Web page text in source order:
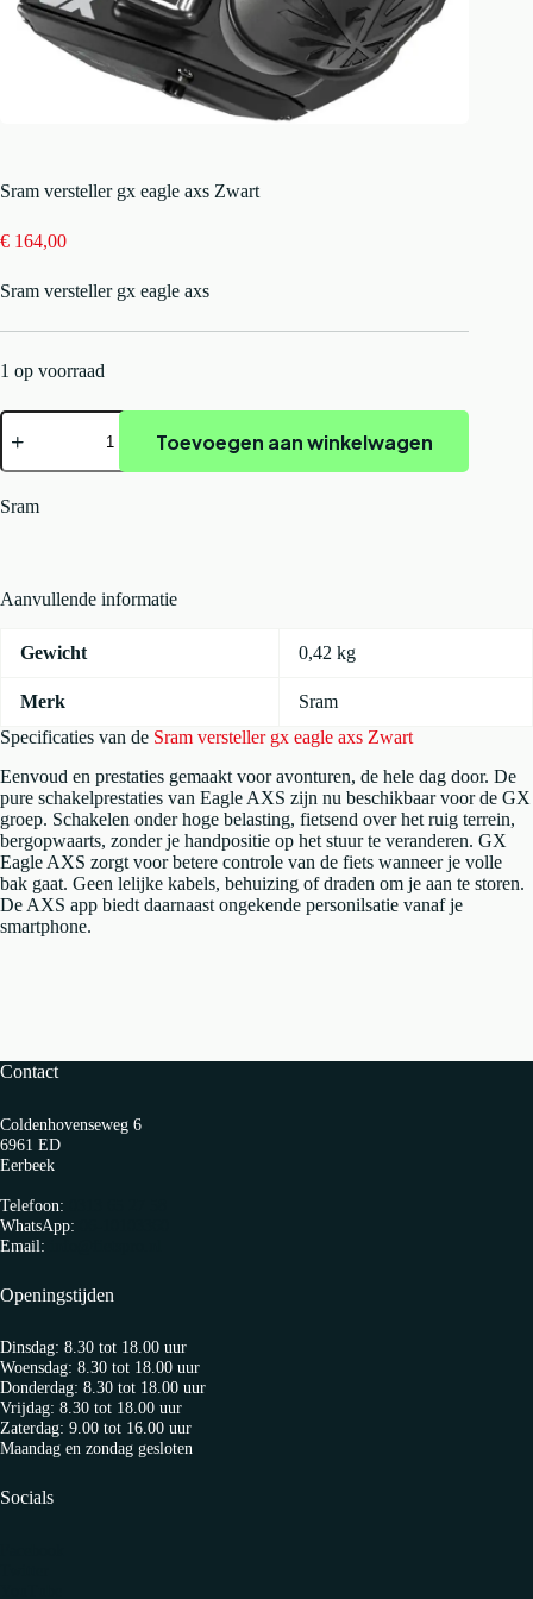
Sram versteller gx eagle axs Zwart
€ 164,00
Sram versteller gx eagle axs
1 op voorraad
Sram
versteller
axs
Toevoegen aan winkelwagen
Sram
Specificaties van de Sram versteller gx eagle axs Zwart
Eenvoud en prestaties gemaakt voor avonturen, de hele dag door. De
pure schakelprestaties van Eagle AXS zijn nu beschikbaar voor de GX
groep. Schakelen onder hoge belasting, fietsend over het ruig terrein,
bergopwaarts, zonder je handpositie op het stuur te veranderen. GX
Eagle AXS zorgt voor betere controle van de fiets wanneer je volle
bak gaat. Geen lelijke kabels, behuizing of draden om je aan te storen.
De AXS app biedt daarnaast ongekende personilsatie vanaf je
smartphone.
Aanvullende informatie
Gewicht 0,42 kg
Merk Sram
Contact
Coldenhovenseweg 6
6961 ED
Eerbeek
Telefoon:
WhatsApp:
Email:
Openingstijden
Dinsdag: 8.30 tot 18.00 uur
Woensdag: 8.30 tot 18.00 uur
Donderdag: 8.30 tot 18.00 uur
Vrijdag: 8.30 tot 18.00 uur
Zaterdag: 9.00 tot 16.00 uur
Maandag en zondag gesloten
Socials